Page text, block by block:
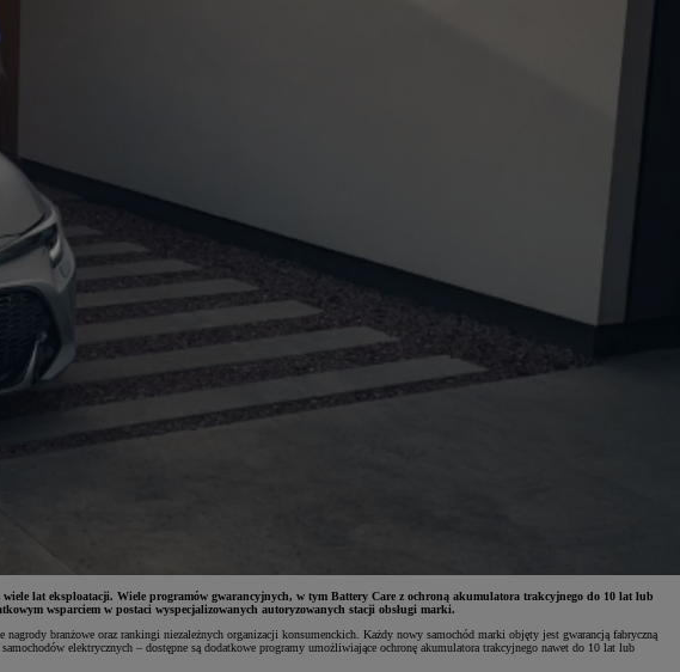
lat eksploatacji. Wiele programów gwarancyjnych, w tym Battery Care z ochroną akumulatora trakcyjnego do 10 lat lub
wsparciem w postaci wyspecjalizowanych autoryzowanych stacji obsługi marki.
branżowe oraz rankingi niezależnych organizacji konsumenckich. Każdy nowy samochód marki objęty jest gwarancją fabryczną
elektrycznych – dostępne są dodatkowe programy umożliwiające ochronę akumulatora trakcyjnego nawet do 10 lat lub